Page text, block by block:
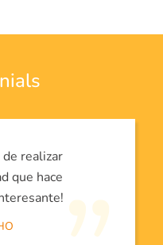
realizar
que hace